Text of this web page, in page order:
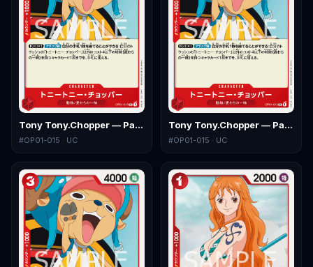
Tony Tony.Chopper — Parallel 3
#OP01-015 · UC
Tony Tony.Chopper — Parallel 4
#OP01-015 · UC